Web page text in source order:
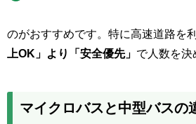
のがおすすめです。特に高速道路を
上OK」より「安全優先」 で人数を決
マイクロバスと中型バスの